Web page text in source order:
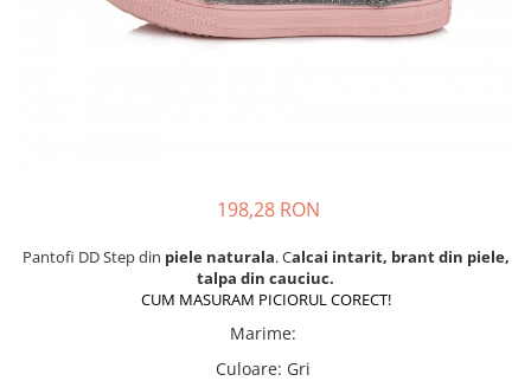
198,28 RON
Pantofi DD Step din piele naturala. Calcai intarit, brant din piele,
talpa din cauciuc.
CUM MASURAM PICIORUL CORECT!
Marime:
Culoare: Gri